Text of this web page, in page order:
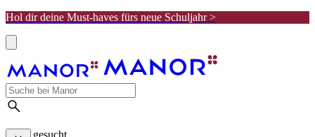
Hol dir deine Must-haves fürs neue Schuljahr >
Meist gesucht